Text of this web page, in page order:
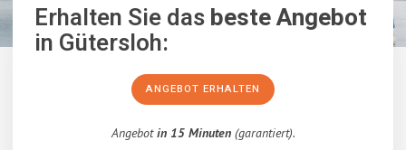
Erhalten Sie dasbeste Angebot
in Gütersloh:
ANGEBOT ERHALTEN
Angebotin 15 Minuten(garantiert).